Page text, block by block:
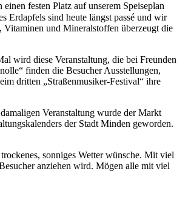
festen Platz auf unserem Speiseplan
Erdapfels sind heute längst passé und wir
und Mineralstoffen überzeugt die
wird diese Veranstaltung, die bei Freunden
finden die Besucher Ausstellungen,
dritten „Straßenmusiker-Festival“ ihre
Veranstaltung wurde der Markt
der Stadt Minden geworden.
sonniges Wetter wünsche. Mit viel
anziehen wird. Mögen alle mit viel